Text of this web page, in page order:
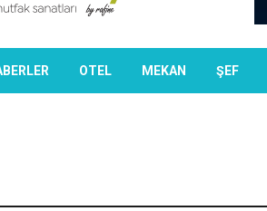
OTEL MEKAN ŞEF